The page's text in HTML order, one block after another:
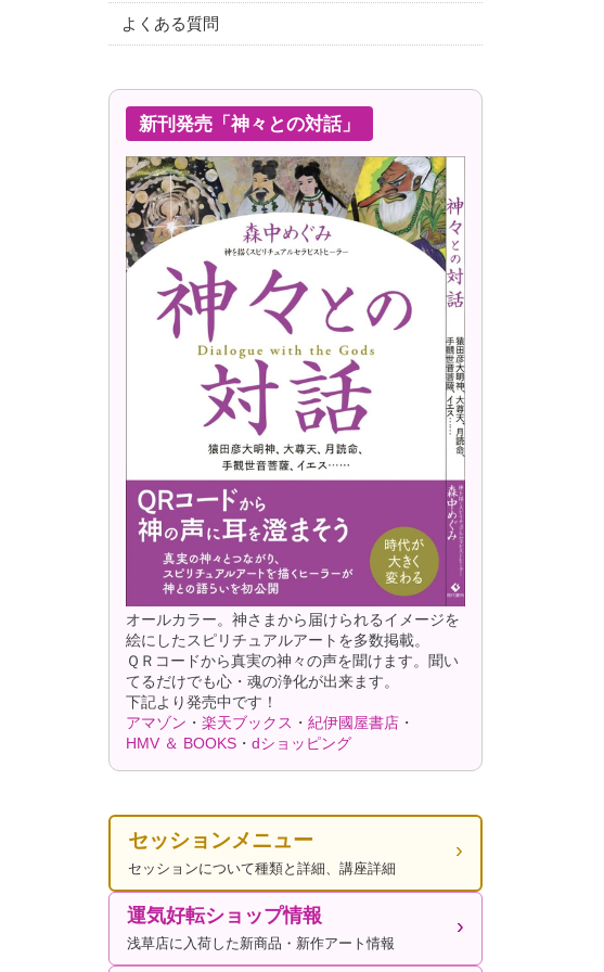
よくある質問
新刊発売「神々との対話」
オールカラー。神さまから届けられるイメージを
絵にしたスピリチュアルアートを多数掲載。
ＱＲコードから真実の神々の声を聞けます。聞い
てるだけでも心・魂の浄化が出来ます。
下記より発売中です！
アマゾン ・楽天ブックス ・紀伊國屋書店 ・
HMV ＆ BOOKS ・dショッピング
セッションメニュー
セッションについて種類と詳細、講座詳細
運気好転ショップ情報
浅草店に入荷した新商品・新作アート情報